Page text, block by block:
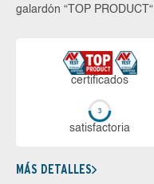
galardón “TOP
certi­ficados
sa­tis­fac­to­ria
MÁS DETALLES